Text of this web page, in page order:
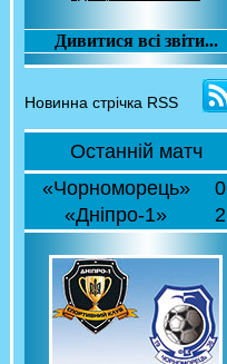
Дивитися всі звіти...
Новинна стрічка RSS
Останній матч
«Чорноморець»
0
«Дніпро-1»
2